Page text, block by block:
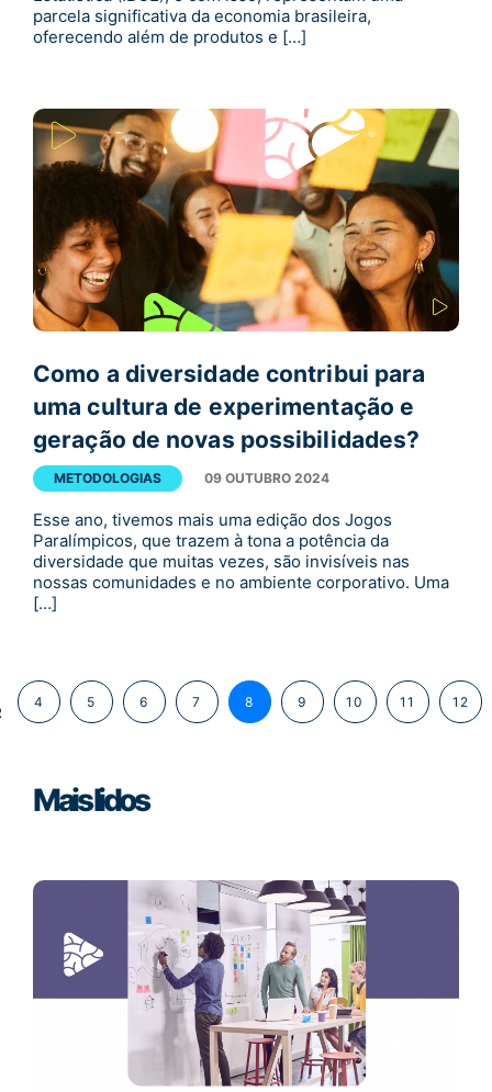
parcela significativa da economia brasileira,
oferecendo além de produtos e […]
Como a diversidade contribui para
uma cultura de experimentação e
geração de novas possibilidades?
METODOLOGIAS 09 OUTUBRO 2024
Esse ano, tivemos mais uma edição dos Jogos
Paralímpicos, que trazem à tona a potência da
diversidade que muitas vezes, são invisíveis nas
nossas comunidades e no ambiente corporativo. Uma
[…]
4 5 6 7 8 9 10 11 12
Mais lidos